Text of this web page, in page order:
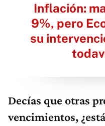
Inflación:
9%, pero
su
Decías que otras
vencimientos,